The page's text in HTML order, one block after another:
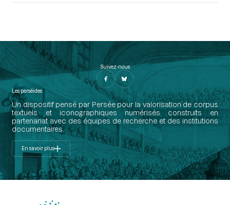
Suivez-nous
Les perséides
Un dispositif pensé par Persée pour la valorisation de corpus
textuels et iconographiques numérisés construits en
partenariat avec des équipes de recherche et des institutions
documentaires.
En savoir plus